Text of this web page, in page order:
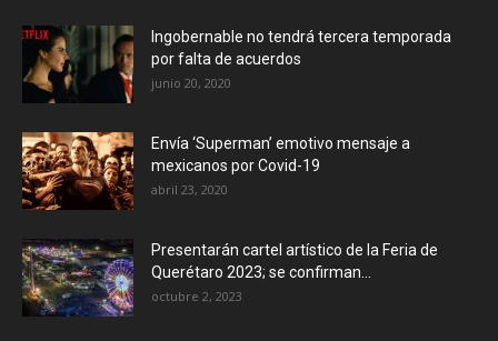
Ingobernable no tendrá tercera temporada
por falta de acuerdos
junio 20, 2020
Envía ‘Superman’ emotivo mensaje a
mexicanos por Covid-19
abril 23, 2020
Presentarán cartel artístico de la Feria de
Querétaro 2023; se confirman...
octubre 2, 2023